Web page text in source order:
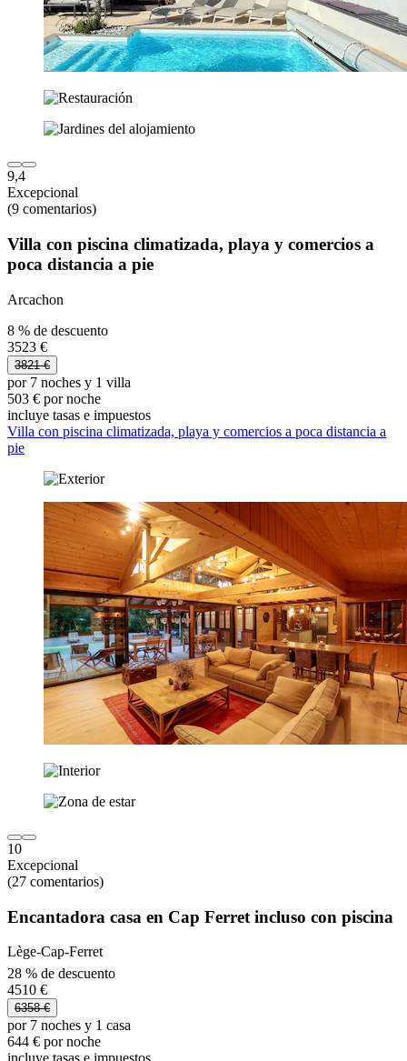
9,4
Excepcional
(9 comentarios)
Villa con piscina climatizada, playa y comercios a
poca distancia a pie
Arcachon
8 % de descuento
3523 €
3821 €
por 7 noches y 1 villa
503 € por noche
incluye tasas e impuestos
Villa con piscina climatizada, playa y comercios a poca distancia a
pie
10
Excepcional
(27 comentarios)
Encantadora casa en Cap Ferret incluso con piscina
Lège-Cap-Ferret
28 % de descuento
4510 €
6358 €
por 7 noches y 1 casa
644 € por noche
incluye tasas e impuestos